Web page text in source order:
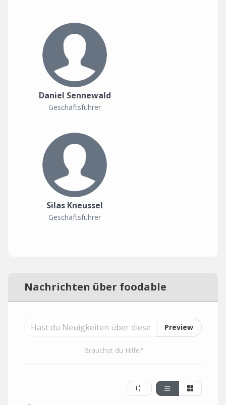
Daniel Sennewald
Geschäftsführer
Silas Kneussel
Geschäftsführer
Nachrichten über foodable
Preview
Brauchst du Hilfe?